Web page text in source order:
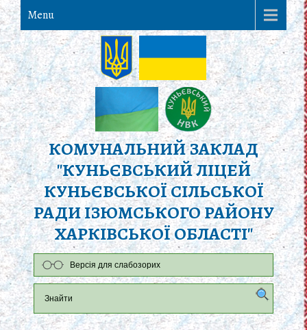
Menu
КОМУНАЛЬНИЙ ЗАКЛАД
"КУНЬЄВСЬКИЙ ЛІЦЕЙ
КУНЬЄВСЬКОЇ СІЛЬСЬКОЇ
РАДИ ІЗЮМСЬКОГО РАЙОНУ
ХАРКІВСЬКОЇ ОБЛАСТІ"
Версія для слабозорих